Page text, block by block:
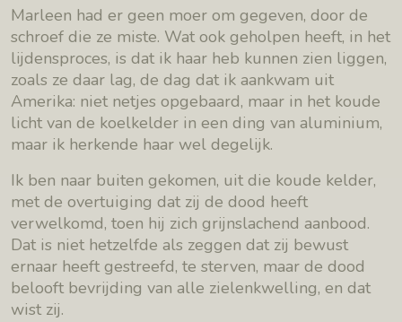
Marleen had er geen moer om gegeven, door de
schroef die ze miste. Wat ook geholpen heeft, in het
lijdensproces, is dat ik haar heb kunnen zien liggen,
zoals ze daar lag, de dag dat ik aankwam uit
Amerika: niet netjes opgebaard, maar in het koude
licht van de koelkelder in een ding van aluminium,
maar ik herkende haar wel degelijk.
Ik ben naar buiten gekomen, uit die koude kelder,
met de overtuiging dat zij de dood heeft
verwelkomd, toen hij zich grijnslachend aanbood.
Dat is niet hetzelfde als zeggen dat zij bewust
ernaar heeft gestreefd, te sterven, maar de dood
belooft bevrijding van alle zielenkwelling, en dat
wist zij.